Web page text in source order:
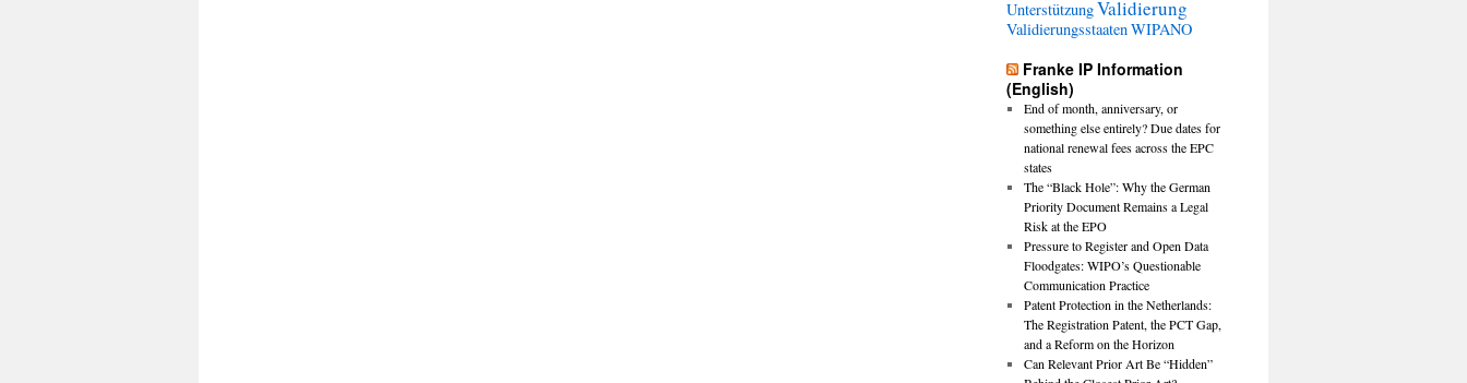
UnterstützungValidierung
ValidierungsstaatenWIPANO
Franke IP Information
(English)
End of month, anniversary, or
something else entirely? Due dates for
national renewal fees across the EPC
states
The “Black Hole”: Why the German
Priority Document Remains a Legal
Risk at the EPO
Pressure to Register and Open Data
Floodgates: WIPO’s Questionable
Communication Practice
Patent Protection in the Netherlands:
The Registration Patent, the PCT Gap,
and a Reform on the Horizon
Can Relevant Prior Art Be “Hidden”